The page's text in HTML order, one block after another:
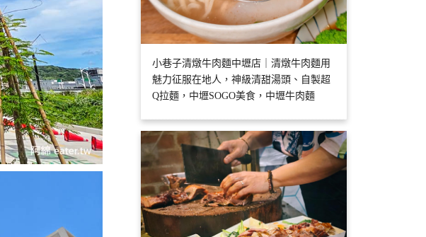
小巷子清燉牛肉麵中壢店｜清燉牛肉麵用
魅力征服在地人，神級清甜湯頭、自製超
Q拉麵，中壢SOGO美食，中壢牛肉麵